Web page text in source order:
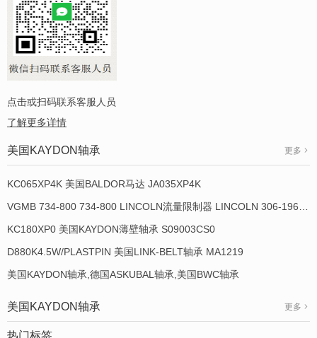
点击或扫码联系客服人员
了解更多详情
美国KAYDON轴承 更多
KC065XP4K 美国BALDOR马达 JA035XP4K
KC180XP0 美国KAYDON薄壁轴承 S09003CS0
D880K4.5W/PLASTPIN 美国LINK-BELT轴承 MA1219
美国KAYDON轴承,德国ASKUBAL轴承,美国BWC轴承
美国KAYDON轴承 更多
热门标签